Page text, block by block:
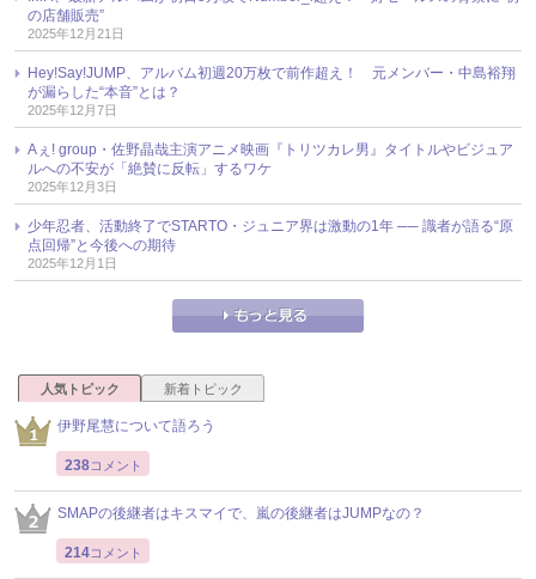
の店舗販売”
2025年12月21日
Hey!Say!JUMP、アルバム初週20万枚で前作超え！ 元メンバー・中島裕翔
が漏らした“本音”とは？
2025年12月7日
Aぇ! group・佐野晶哉主演アニメ映画『トリツカレ男』タイトルやビジュア
ルへの不安が「絶賛に反転」するワケ
2025年12月3日
少年忍者、活動終了でSTARTO・ジュニア界は激動の1年 ── 識者が語る“原
点回帰”と今後への期待
2025年12月1日
人気トピック 新着トピック
伊野尾慧について語ろう
238コメント
SMAPの後継者はキスマイで、嵐の後継者はJUMPなの？
214コメント